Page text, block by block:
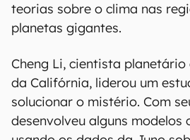
teorias sobre o clima nas
planetas gigantes.
Cheng Li, cientista
da Califórnia, liderou um
solucionar o mistério. Com
desenvolveu alguns modelos